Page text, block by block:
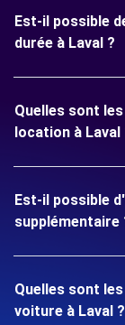
Est-il possible
durée à Laval ?
Quelles sont
location à Laval
Est-il possible
supplémentaire
Quelles sont
voiture à Laval ?